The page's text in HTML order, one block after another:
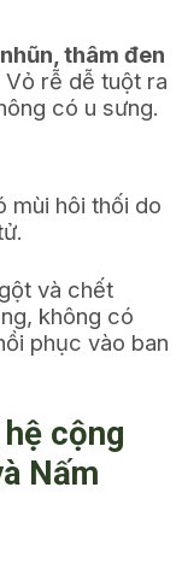
thâm đen
Vỏ rễ dễ tuột ra
có u sưng.
mùi hôi thối do
và chết
không có
phục vào ban
cộng
Nấm